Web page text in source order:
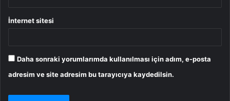
İnternet sitesi
Daha sonraki yorumlarımda kullanılması için adım, e-posta
adresim ve site adresim bu tarayıcıya kaydedilsin.